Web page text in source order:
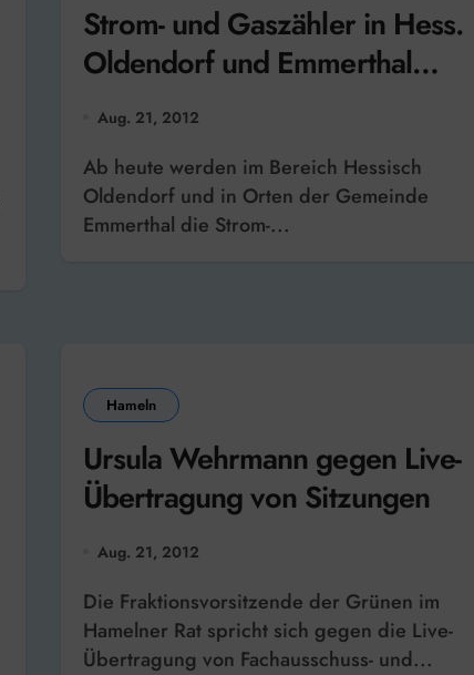
Strom- und Gaszähler in Hess.
Oldendorf und Emmerthal
abgelesen
Aug. 21, 2012
Ab heute werden im Bereich Hessisch
Oldendorf und in Orten der Gemeinde
Emmerthal die Strom-...
Hameln
Ursula Wehrmann gegen Live-
Übertragung von Sitzungen
Aug. 21, 2012
Die Fraktionsvorsitzende der Grünen im
Hamelner Rat spricht sich gegen die Live-
Übertragung von Fachausschuss- und...